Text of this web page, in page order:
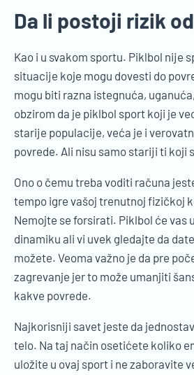
Da li postoji rizik
Kao i u svakom sportu. Piklbol nije
situacije koje mogu dovesti do
mogu biti razna istegnuća,
obzirom da je piklbol sport koji je
starije populacije, veća je i
povrede. Ali nisu samo stariji ti koji
Ono o čemu treba voditi računa
tempo igre vašoj trenutnoj fizičkoj
Nemojte se forsirati. Piklbol će vas
dinamiku ali vi uvek gledajte da
možete. Veoma važno je da pre
zagrevanje jer to može umanjiti
kakve povrede.
Najkorisniji savet jeste da
telo. Na taj način osetićete koliko
uložite u ovaj sport i ne zaboravite